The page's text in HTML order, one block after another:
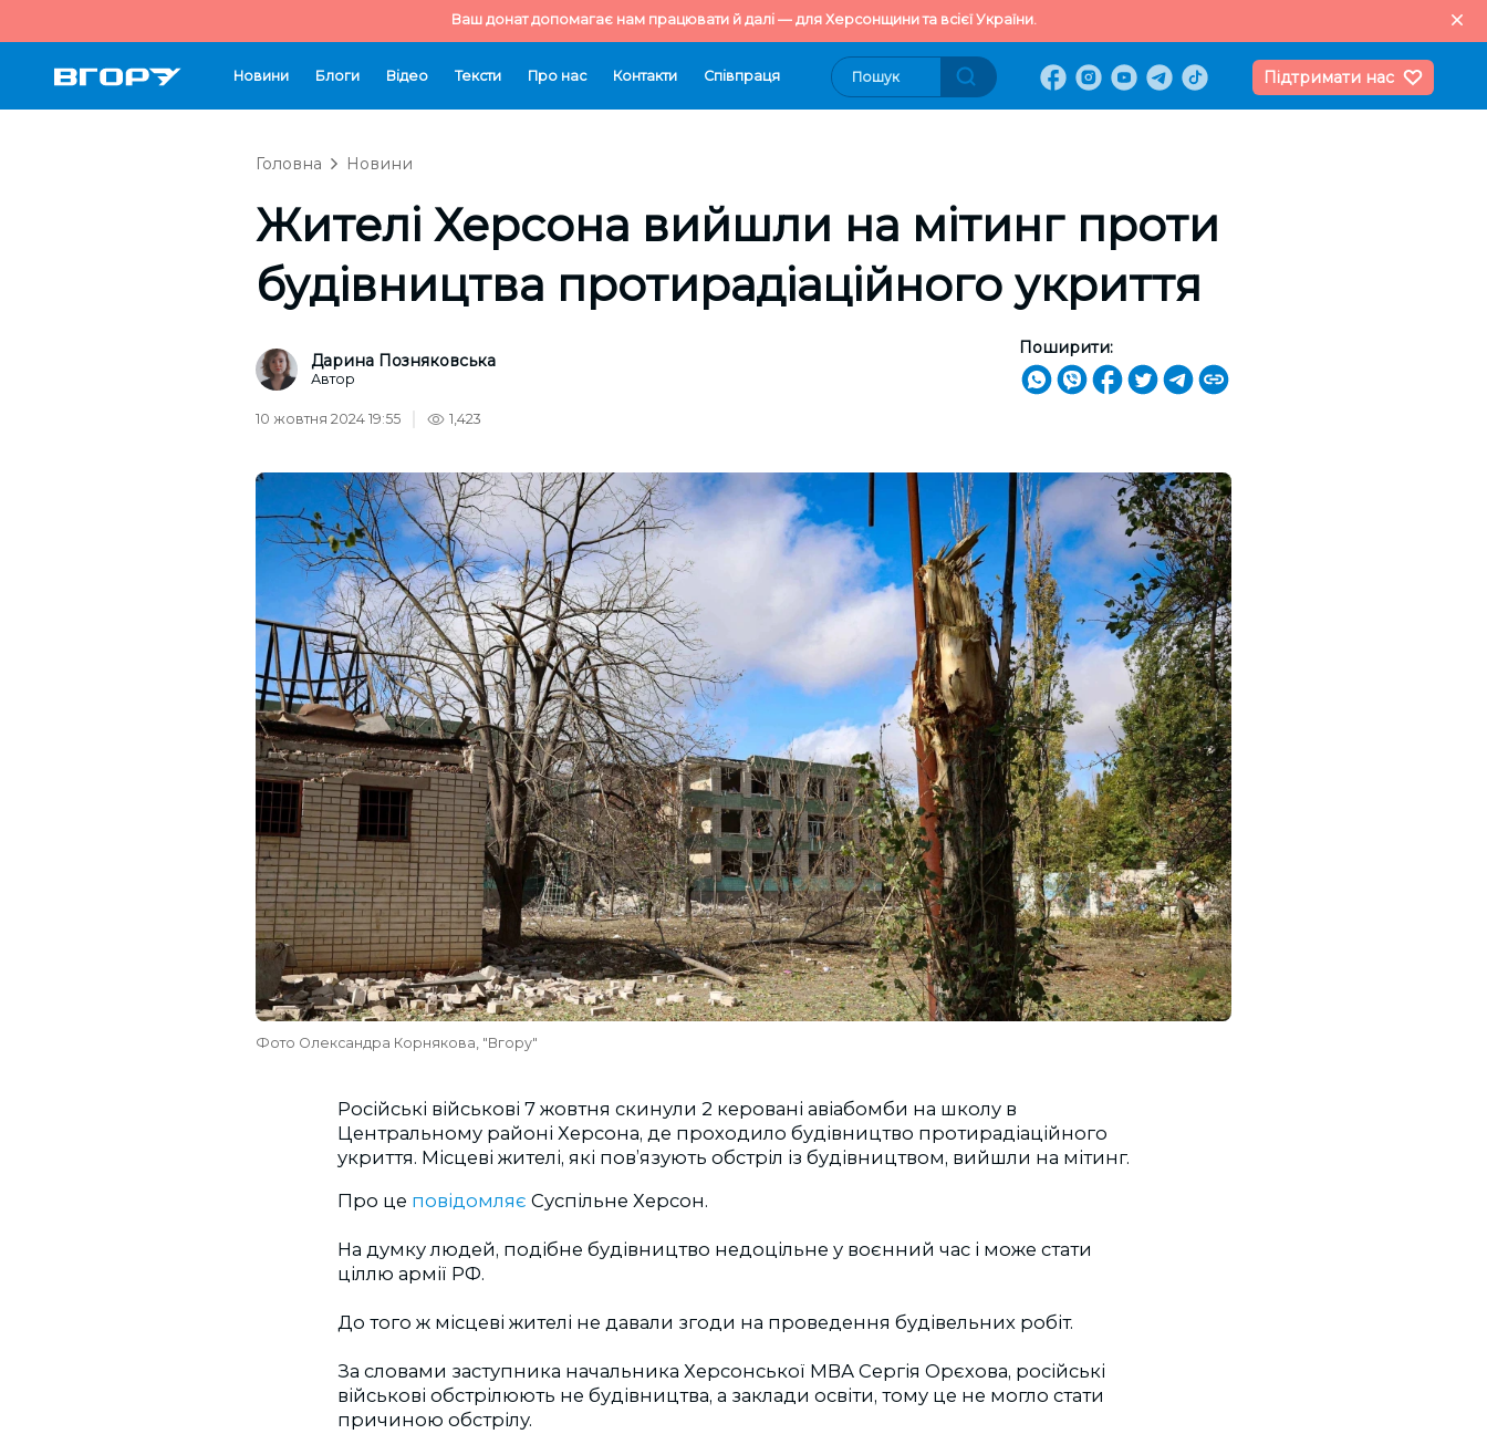
Ваш донат допомагає нам працювати й далі — для Херсонщини та всієї України.
Новини Блоги Відео Тексти Про нас Контакти Cпівпраця Підтримати нас
Головна Новини
Жителі Херсона вийшли на мітинг проти
будівництва протирадіаційного укриття
Дарина Позняковська
Автор
Поширити:
10 жовтня 2024 19:55 1,423
Фото Олександра Корнякова, "Вгору"
Російські військові 7 жовтня скинули 2 керовані авіабомби на школу в
Центральному районі Херсона, де проходило будівництво протирадіаційного
укриття. Місцеві жителі, які пов’язують обстріл із будівництвом, вийшли на мітинг.
Про це повідомляє Суспільне Херсон.
На думку людей, подібне будівництво недоцільне у воєнний час і може стати
ціллю армії РФ.
До того ж місцеві жителі не давали згоди на проведення будівельних робіт.
За словами заступника начальника Херсонської МВА Сергія Орєхова, російські
військові обстрілюють не будівництва, а заклади освіти, тому це не могло стати
причиною обстрілу.